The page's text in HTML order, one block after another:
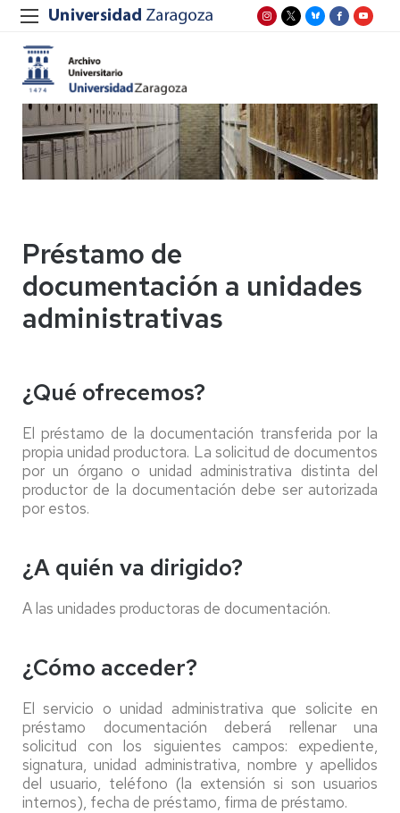
Préstamo de
documentación a unidades
administrativas
¿Qué ofrecemos?
El préstamo de la documentación transferida por la
propia unidad productora. La solicitud de documentos
por un órgano o unidad administrativa distinta del
productor de la documentación debe ser autorizada
por estos.
¿A quién va dirigido?
A las unidades productoras de documentación.
¿Cómo acceder?
El servicio o unidad administrativa que solicite en
préstamo documentación deberá rellenar una
solicitud con los siguientes campos: expediente,
signatura, unidad administrativa, nombre y apellidos
del usuario, teléfono (la extensión si son usuarios
internos), fecha de préstamo, firma de préstamo.